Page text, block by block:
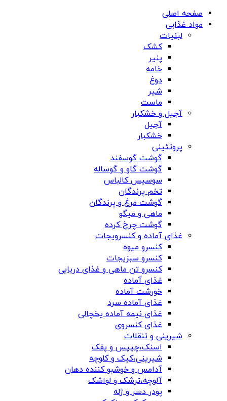
صفحه اصلی
مواد غذایی
لبنیات
کشک
پنیر
خامه
دوغ
شیر
ماست
آجیل و خشکبار
آجیل
خشکبار
پروتئینی
گوشت گوسفند
گوشت گاو و گوساله
سوسیس کالباس
تخم پرندگان
گوشت مرغ و پرندگان
ماهی و میگو
گوشت چرخ کرده
غذای آماده و کنسرویجات
کنسرو میوه
کنسرو سبزیجات
کنسرو تن ماهی و غذای دریایی
غذای آماده
خورشت آماده
غذای آماده سرد
غذای نیمه آماده یخچالی
غذای کنسروی
شیرینی و تنقلات
اسنک،چیپس و پفک
شیرینی،کیک و کلوچه
آدامس و خوشبو کننده دهان
آلوچه،ترشک و لواشک
پودر دسر و ژله